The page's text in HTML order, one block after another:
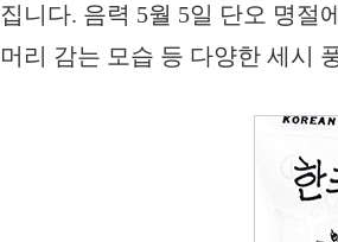
집니다. 음력 5월 5일 단오 명절
머리 감는 모습 등 다양한 세시